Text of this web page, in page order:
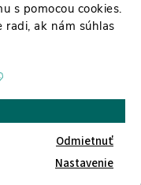
s pomocou cookies.
radi, ak nám súhlas
Nastavenie
Odmietnuť